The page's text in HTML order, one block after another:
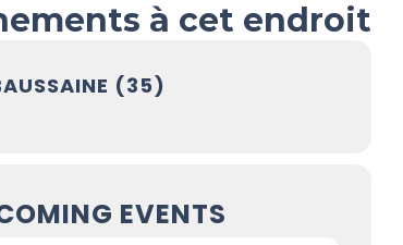
à cet endroit
(35)
EVENTS